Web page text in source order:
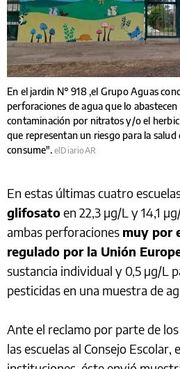
En el jardin N° 918 ,el Grupo Aguas
perforaciones de agua que lo
contaminación por nitratos y/o el
que representan un riesgo para la salud
consume". elDiarioAR
En estas últimas cuatro
glifosatoen 22,3 µg/L y 14,1
ambas perforaciones muy por
regulado por la Unión
sustancia individual y 0,5 µg/L
pesticidas en una muestra de
Ante el reclamo por parte de
las escuelas al Consejo Escolar,